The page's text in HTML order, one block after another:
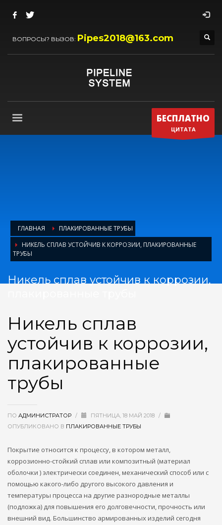
ВОПРОСЫ? ВЫЗОВ: Pipes2018@163.com
БЕСПЛАТНО
ЦИТАТА
ГЛАВНАЯ
ПЛАКИРОВАННЫЕ ТРУБЫ
НИКЕЛЬ СПЛАВ УСТОЙЧИВ К КОРРОЗИИ, ПЛАКИРОВАННЫЕ
ТРУБЫ
Никель сплав устойчив к коррозии,
Никель сплав
устойчив к коррозии,
плакированные
трубы
ПО АДМИНИСТРАТОР / ПЯТНИЦА, 18 МАЙ 2018 /
ОПУБЛИКОВАНО В ПЛАКИРОВАННЫЕ ТРУБЫ
Покрытие относится к процессу, в котором металл,
коррозионно-стойкий сплав или композитный (материал
оболочки ) электрически соединен, механический способ или с
помощью какого-либо другого высокого давления и
температуры процесса на другие разнородные металлы
(подложка) для повышения его долговечности, прочность или
внешний вид. Большинство армированных изделий сегодня